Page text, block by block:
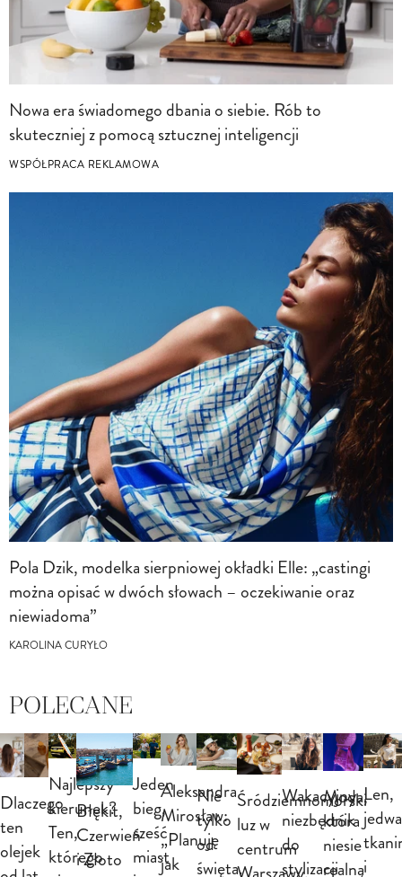
Nowa era świadomego dbania o siebie. Rób to
skuteczniej z pomocą sztucznej inteligencji
WSPÓŁPRACA REKLAMOWA
Pola Dzik, modelka sierpniowej okładki Elle: „castingi
można opisać w dwóch słowach – oczekiwanie oraz
niewiadoma”
KAROLINA CURYŁO
POLECANE
Dlaczego
ten
olejek
Najlepszy
kierunek?
Ten,
którego
Błękit,
Czerwień
i Złoto
Jeden
bieg,
sześć
miast
Aleksandra
Mirosław:
„Planuję
jak
Nie
tylko
od
święta.
Śródziemnomorski
luz w
centrum
Wakacyjny
niezbędnik
do
stylizacji
Moda,
która
niesie
realną
Len,
i